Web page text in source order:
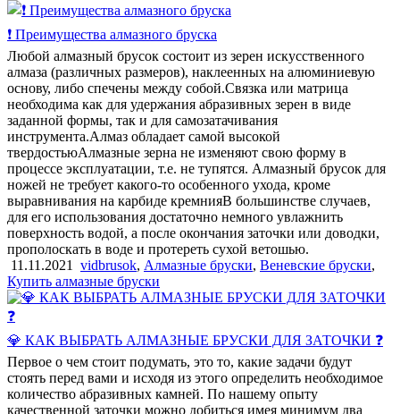
❗ Преимущества алмазного бруска
Любой алмазный брусок состоит из зерен искусственного
алмаза (различных размеров), наклеенных на алюминиевую
основу, либо спечены между собой.Связка или матрица
необходима как для удержания абразивных зерен в виде
заданной формы, так и для самозатачивания
инструмента.Алмаз обладает самой высокой
твердостьюАлмазные зерна не изменяют свою форму в
процессе эксплуатации, т.е. не тупятся. Алмазный брусок для
ножей не требует какого-то особенного ухода, кроме
выравнивания на карбиде кремнияВ большинстве случаев,
для его использования достаточно немного увлажнить
поверхность водой, а после окончания заточки или доводки,
прополоскать в воде и протереть сухой ветошью.
11.11.2021
vidbrusok, Алмазные бруски, Веневские бруски,
Купить алмазные бруски
💎 КАК ВЫБРАТЬ АЛМАЗНЫЕ БРУСКИ ДЛЯ ЗАТОЧКИ ❓
Первое о чем стоит подумать, это то, какие задачи будут
стоять перед вами и исходя из этого определить необходимое
количество абразивных камней. По нашему опыту
качественной заточки можно добиться имея минимум два